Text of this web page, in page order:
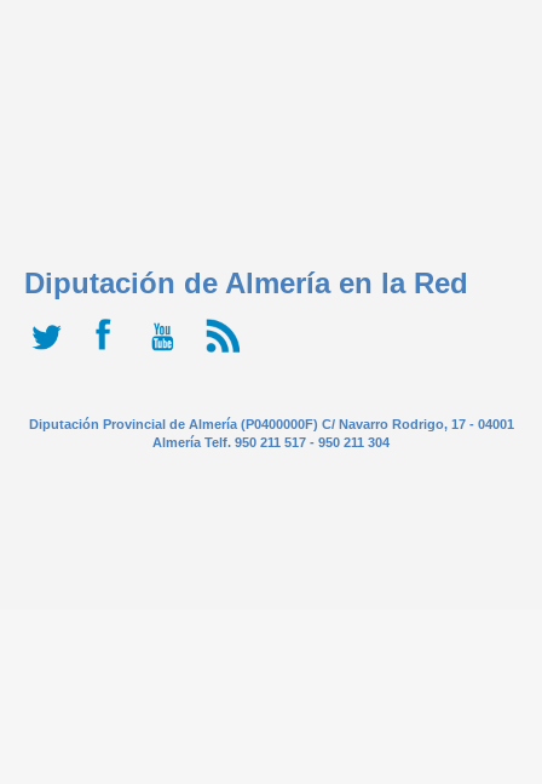
Diputación de Almería en la Red
Diputación Provincial de Almería (P0400000F) C/ Navarro Rodrigo, 17 - 04001
Almería Telf. 950 211 517 - 950 211 304